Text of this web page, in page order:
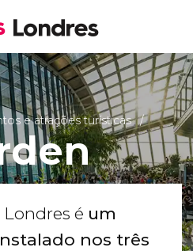
e atrações turísticas
Londres é um
nos três